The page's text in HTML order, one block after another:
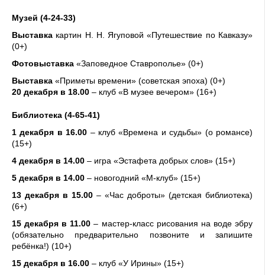
Музей (4-24-33)
Выставка картин Н. Н. Ягуповой «Путешествие по Кавказу»
(0+)
Фотовыставка «Заповедное Ставрополье» (0+)
Выставка «Приметы времени» (советская эпоха) (0+)
20 декабря в 18.00 – клуб «В музее вечером» (16+)
Библиотека (4-65-41)
1 декабря в 16.00 – клуб «Времена и судьбы» (о романсе)
(15+)
4 декабря в 14.00 – игра «Эстафета добрых слов» (15+)
5 декабря в 14.00 – новогодний «М-клуб» (15+)
13 декабря в 15.00 – «Час доброты» (детская библиотека)
(6+)
15 декабря в 11.00– мастер-класс рисования на воде эбру
(обязательно предварительно позвоните и запишите
ребёнка!) (10+)
15 декабря в 16.00 – клуб «У Ирины» (15+)